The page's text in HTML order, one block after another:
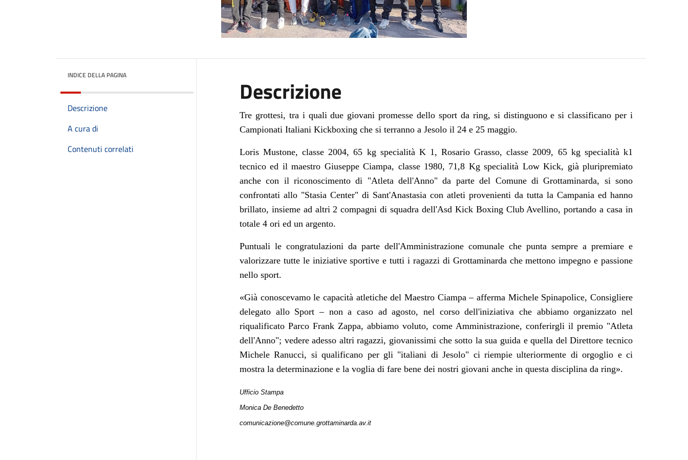
INDICE DELLA PAGINA
Descrizione
A cura di
Contenuti correlati
Descrizione
Tre grottesi, tra i quali due giovani promesse dello sport da ring, si distinguono e si classificano per i
Campionati Italiani Kickboxing che si terranno a Jesolo il 24 e 25 maggio.
Loris Mustone, classe 2004, 65 kg specialità K 1, Rosario Grasso, classe 2009, 65 kg specialità k1
tecnico ed il maestro Giuseppe Ciampa, classe 1980, 71,8 Kg specialità Low Kick, già pluripremiato
anche con il riconoscimento di "Atleta dell'Anno" da parte del Comune di Grottaminarda, si sono
confrontati allo "Stasia Center" di Sant'Anastasiacon atleti provenienti da tutta la Campania ed hanno
brillato, insieme ad altri 2 compagni di squadra dell'Asd Kick Boxing Club Avellino, portando a casa in
totale 4 ori ed un argento.
Puntuali le congratulazioni da parte dell'Amministrazione comunale che punta sempre a premiare e
valorizzare tutte le iniziative sportive e tutti i ragazzi di Grottaminarda che mettono impegno e passione
nello sport.
«Già conoscevamo le capacità atletiche del Maestro Ciampa – afferma Michele Spinapolice, Consigliere
delegato allo Sport – non a caso ad agosto, nel corso dell'iniziativa che abbiamo organizzato nel
riqualificato Parco Frank Zappa, abbiamo voluto, come Amministrazione, conferirgli il premio "Atleta
dell'Anno"; vedere adesso altri ragazzi, giovanissimi che sotto la sua guida e quella del Direttore tecnico
Michele Ranucci, si qualificano per gli "italiani di Jesolo" ci riempie ulteriormente di orgoglio e ci
mostra la determinazione e la voglia di fare bene dei nostri giovani anche in questa disciplina da ring».
Ufficio Stampa
Monica De Benedetto
comunicazione@comune.grottaminarda.av.it